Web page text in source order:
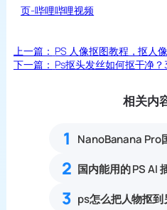
页-哔哩哔哩视频
上一篇： PS 人像抠图教程，抠人
下一篇： Ps抠头发丝如何抠干净
相关内
1
2
3